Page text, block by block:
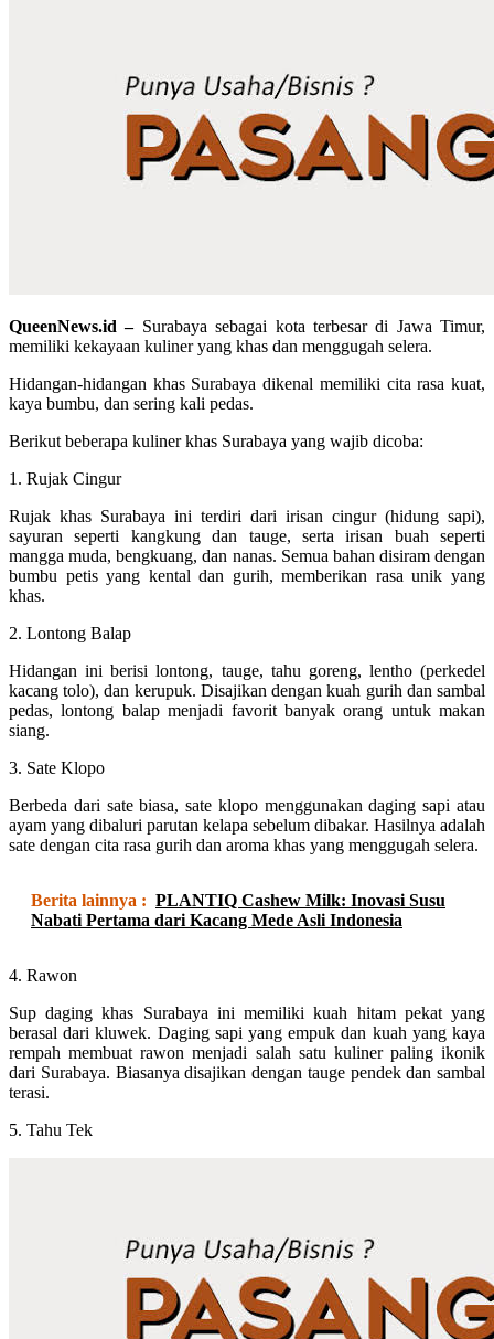
QueenNews.id –Surabaya sebagai kota terbesar di Jawa Timur,
memiliki kekayaan kuliner yang khas dan menggugah selera.
Hidangan-hidangan khas Surabaya dikenal memiliki cita rasa kuat,
kaya bumbu, dan sering kali pedas.
Berikut beberapa kuliner khas Surabaya yang wajib dicoba:
1. Rujak Cingur
Rujak khas Surabaya ini terdiri dari irisan cingur (hidung sapi),
sayuran seperti kangkung dan tauge, serta irisan buah seperti
mangga muda, bengkuang, dan nanas. Semua bahan disiram dengan
bumbu petis yang kental dan gurih, memberikan rasa unik yang
khas.
2. Lontong Balap
Hidangan ini berisi lontong, tauge, tahu goreng, lentho (perkedel
kacang tolo), dan kerupuk. Disajikan dengan kuah gurih dan sambal
pedas, lontong balap menjadi favorit banyak orang untuk makan
siang.
3. Sate Klopo
Berbeda dari sate biasa, sate klopo menggunakan daging sapi atau
ayam yang dibaluri parutan kelapa sebelum dibakar. Hasilnya adalah
sate dengan cita rasa gurih dan aroma khas yang menggugah selera.
Berita lainnya : PLANTIQ Cashew Milk: Inovasi Susu
Nabati Pertama dari Kacang Mede Asli Indonesia
4. Rawon
Sup daging khas Surabaya ini memiliki kuah hitam pekat yang
berasal dari kluwek. Daging sapi yang empuk dan kuah yang kaya
rempah membuat rawon menjadi salah satu kuliner paling ikonik
dari Surabaya. Biasanya disajikan dengan tauge pendek dan sambal
terasi.
5. Tahu Tek